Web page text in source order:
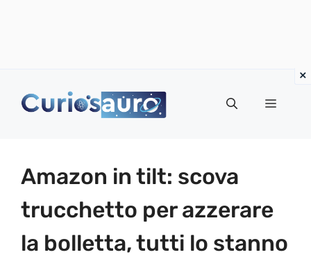
Menu
Amazon in tilt: scova
trucchetto per azzerare
la bolletta, tutti lo stanno